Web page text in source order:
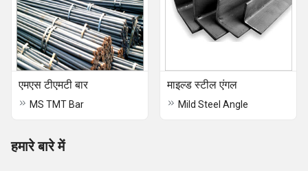
एमएस टीएमटी बार
MS TMT Bar
माइल्ड स्टील एंगल
Mild Steel Angle
हमारे बारे में